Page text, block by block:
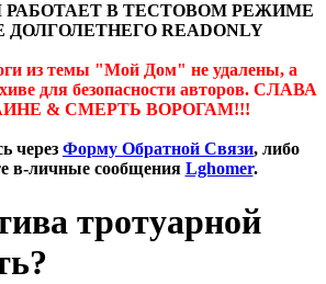
В ТЕСТОВОМ РЕЖИМЕ
ДОЛГОЛЕТНЕГО READONLY
из темы "Мой Дом" не удалены, а
для безопасности авторов. СЛАВА
& СМЕРТЬ ВОРОГАМ!!!
через Форму Обратной Связи, либо
в-личные сообщения Lghomer.
тротуарной